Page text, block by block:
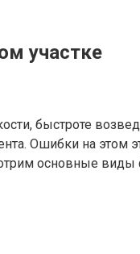
участке
быстроте
Ошибки на этом
основные